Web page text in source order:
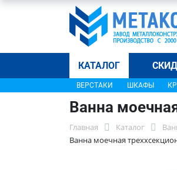
КАТАЛОГ
ВЕРСТАКИ ШКАФЫ
Ванна
Главная Каталог
Ванна моечная